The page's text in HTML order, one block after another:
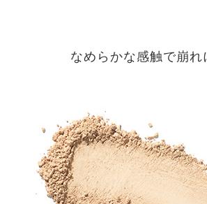
なめらかな感触で崩れ